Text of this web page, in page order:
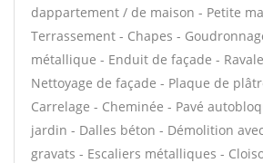
dappartement / de maison - Petite
Terrassement - Chapes -
métallique - Enduit de façade -
Nettoyage de façade - Plaque de
Carrelage - Cheminée - Pavé
jardin - Dalles béton - Démolition
gravats - Escaliers métalliques -